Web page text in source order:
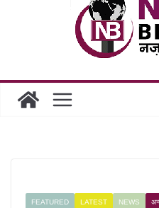
साइबर ठगी पर दुर्ग पुलिस
गिरफ्तार
FEATURED LATEST NEWS